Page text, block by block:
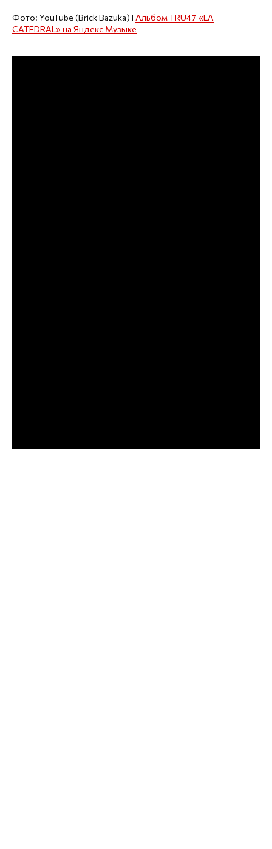
Фото: YouTube (Brick Bazuka) I Альбом TRU47 «LA
CATEDRAL» на Яндекс Музыке